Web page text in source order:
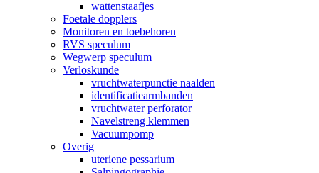
wattenstaafjes
Foetale dopplers
Monitoren en toebehoren
RVS speculum
Wegwerp speculum
Verloskunde
vruchtwaterpunctie naalden
identificatiearmbanden
vruchtwater perforator
Navelstreng klemmen
Vacuumpomp
Overig
uteriene pessarium